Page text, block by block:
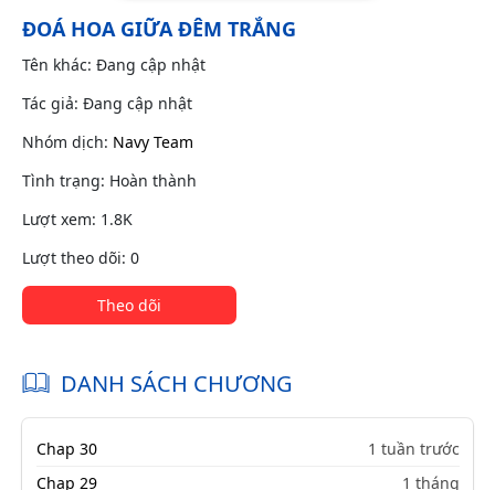
ĐOÁ HOA GIỮA ĐÊM TRẮNG
Tên khác: Đang cập nhật
Tác giả: Đang cập nhật
Nhóm dịch: Navy Team
Tình trạng: Hoàn thành
Lượt xem: 1.8K
Lượt theo dõi: 0
Theo dõi
DANH SÁCH CHƯƠNG
Chap 30
1 tuần trước
Chap 29
1 tháng